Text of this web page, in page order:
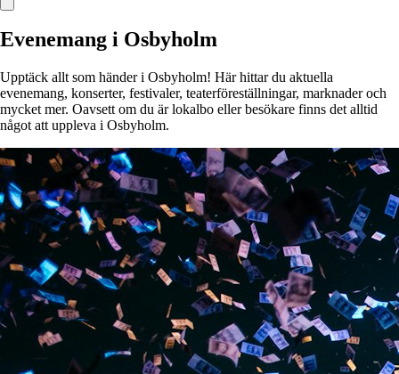
Evenemang i Osbyholm
Upptäck allt som händer i Osbyholm! Här hittar du aktuella
evenemang, konserter, festivaler, teaterföreställningar, marknader och
mycket mer. Oavsett om du är lokalbo eller besökare finns det alltid
något att uppleva i Osbyholm.